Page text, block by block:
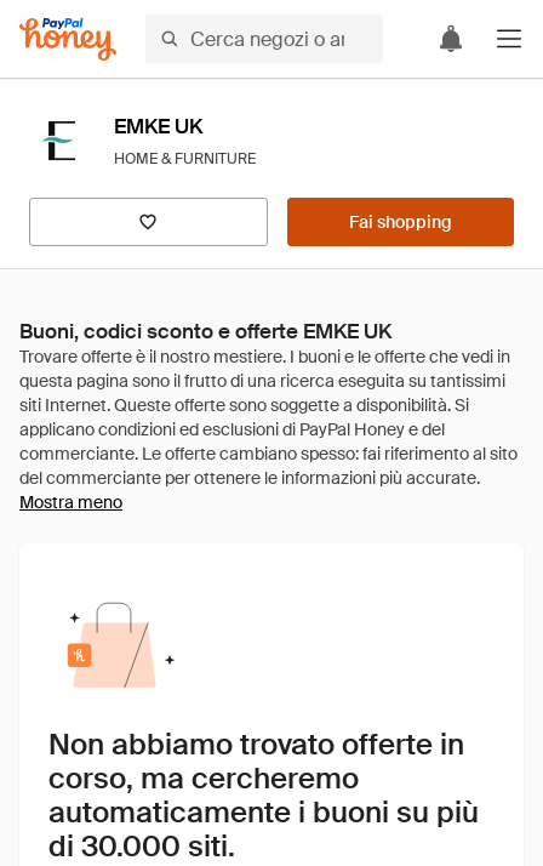
EMKE UK
HOME & FURNITURE
Fai shopping
Buoni, codici sconto e offerte EMKE UK
Mostra meno
Non abbiamo trovato offerte in
corso, ma cercheremo
automaticamente i buoni su più
di 30.000 siti.